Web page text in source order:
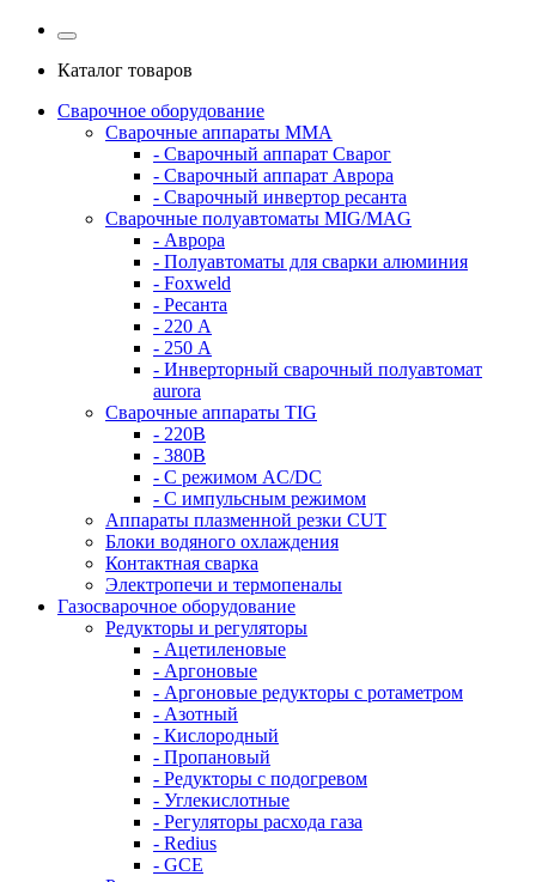
Каталог товаров
Сварочное оборудование
Сварочные аппараты MMA
- Сварочный аппарат Сварог
- Сварочный аппарат Аврора
- Сварочный инвертор ресанта
Сварочные полуавтоматы MIG/MAG
- Аврора
- Полуавтоматы для сварки алюминия
- Foxweld
- Ресанта
- 220 А
- 250 А
- Инверторный сварочный полуавтомат
aurora
Сварочные аппараты TIG
- 220В
- 380В
- С режимом AC/DC
- С импульсным режимом
Аппараты плазменной резки CUT
Блоки водяного охлаждения
Контактная сварка
Электропечи и термопеналы
Газосварочное оборудование
Редукторы и регуляторы
- Ацетиленовые
- Аргоновые
- Аргоновые редукторы с ротаметром
- Азотный
- Кислородный
- Пропановый
- Редукторы с подогревом
- Углекислотные
- Регуляторы расхода газа
- Redius
- GCE